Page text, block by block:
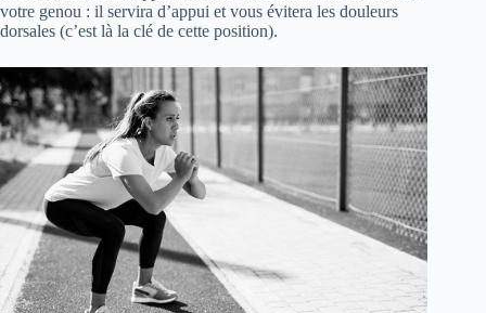
votre genou : il servira d’appui et vous évitera les douleurs
dorsales (c’est là la clé de cette position).